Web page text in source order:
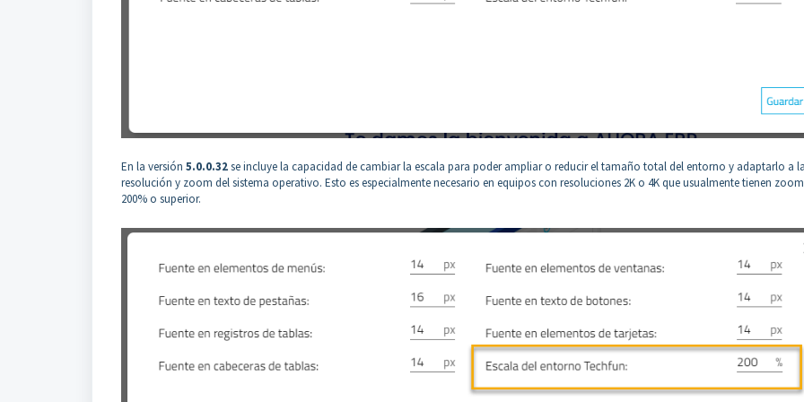
En la versión 5.0.0.32se incluye la capacidad de cambiar la escala para poder ampliar o reducir el tamaño total del entorno y adaptarlo a la
resolución y zoom del sistema operativo. Esto es especialmente necesario en equipos con resoluciones 2K o 4K que usualmente tienen
200% o superior.